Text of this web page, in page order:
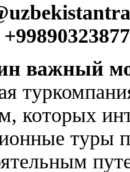
важный
которых
туры